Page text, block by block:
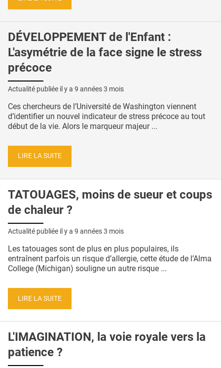
DÉVELOPPEMENT de l'Enfant :
L'asymétrie de la face signe le stress
précoce
Actualité publiée il y a 9 années 3 mois
Ces chercheurs de l’Université de Washington viennent
d’identifier un nouvel indicateur de stress précoce au tout
début de la vie. Alors le marqueur majeur ...
LIRE LA SUITE
TATOUAGES, moins de sueur et coups
de chaleur ?
Actualité publiée il y a 9 années 3 mois
Les tatouages ​​sont de plus en plus populaires, ils
entraînent parfois un risque d’allergie, cette étude de l’Alma
College (Michigan) souligne un autre risque ...
LIRE LA SUITE
L'IMAGINATION, la voie royale vers la
patience ?